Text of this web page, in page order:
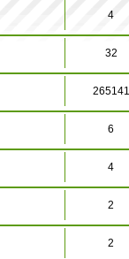
4
32
265141
6
4
2
2